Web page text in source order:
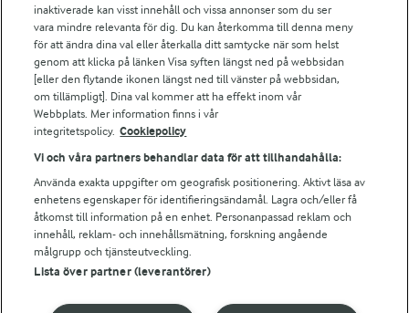
Arla webbshop
Bildbank
Följ oss
© 2026 Arla Foods
inaktiverade kan visst innehåll och vissa annonser som du ser
vara mindre relevanta för dig. Du kan återkomma till denna meny
för att ändra dina val eller återkalla ditt samtycke när som helst
genom att klicka på länken Visa syften längst ned på webbsidan
[eller den flytande ikonen längst ned till vänster på webbsidan,
om tillämpligt]. Dina val kommer att ha effekt inom vår
Webbplats. Mer information finns i vår
integritetspolicy. Cookiepolicy
Vi och våra partners behandlar data för att tillhandahålla:
Använda exakta uppgifter om geografisk positionering. Aktivt läsa av
enhetens egenskaper för identifieringsändamål. Lagra och/eller få
åtkomst till information på en enhet. Personanpassad reklam och
innehåll, reklam- och innehållsmätning, forskning angående
målgrupp och tjänsteutveckling.
Lista över partner (leverantörer)